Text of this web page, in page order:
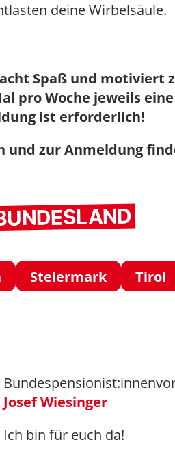
deine Wirbelsäule.
Spaß und motiviert
pro Woche jeweils
ist erforderlich!
und zur Anmeldung
Steiermark Tirol
Josef Wiesinger
Ich bin für euch da!